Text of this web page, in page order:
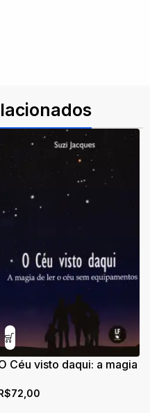
Céu visto daqui: a magia
72,00